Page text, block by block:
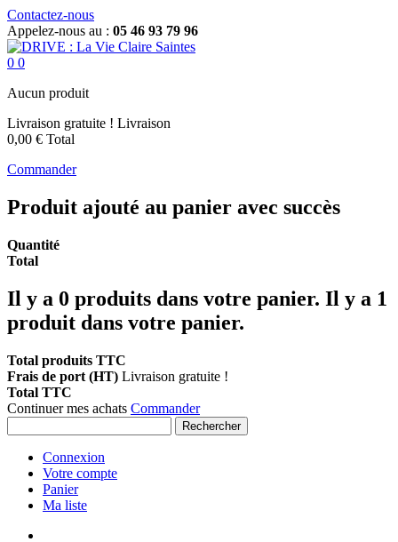
Contactez-nous
Appelez-nous au : 05 46 93 79 96
0 0
Aucun produit
Livraison gratuite ! Livraison
0,00 € Total
Commander
Produit ajouté au panier avec succès
Quantité
Total
Il y a 0 produits dans votre panier. Il y a 1
produit dans votre panier.
Total produits TTC
Frais de port (HT) Livraison gratuite !
Total TTC
Continuer mes achats Commander
Rechercher
Connexion
Votre compte
Panier
Ma liste